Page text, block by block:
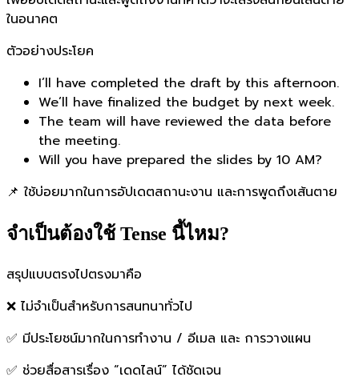
ในอนาคต
ตัวอย่างประโยค
I’ll have completed the draft by this afternoon.
We’ll have finalized the budget by next week.
The team will have reviewed the data before
the meeting.
Will you have prepared the slides by 10 AM?
📌 ใช้บ่อยมากในการอัปเดตสถานะงาน และการพูดถึงเส้นตาย
จำเป็นต้องใช้ Tense นี้ไหม?
สรุปแบบตรงไปตรงมาคือ
❌ ไม่จำเป็นสำหรับการสนทนาทั่วไป
✅ มีประโยชน์มากในการทำงาน / อีเมล และ การวางแผน
✅ ช่วยสื่อสารเรื่อง “เดดไลน์” ได้ชัดเจน